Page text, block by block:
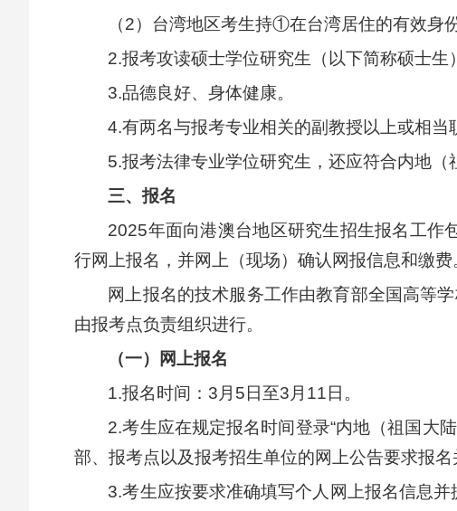
（2）台湾地区考生持①在台湾居住的有效身
2.报考攻读硕士学位研究生（以下简称硕士生
3.品德良好、身体健康。
4.有两名与报考专业相关的副教授以上或相当
5.报考法律专业学位研究生，还应符合内地（
三、报名
2025年面向港澳台地区研究生招生报名工作
行网上报名，并网上（现场）确认网报信息和缴费
网上报名的技术服务工作由教育部全国高等
由报考点负责组织进行。
（一）网上报名
1.报名时间：3月5日至3月11日。
2.考生应在规定报名时间登录“内地（祖国大
部、报考点以及报考招生单位的网上公告要求报
3.考生应按要求准确填写个人网上报名信息